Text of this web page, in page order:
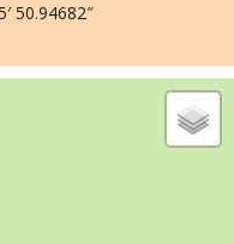
50.94682″